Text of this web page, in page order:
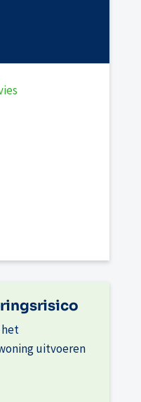
het
uitvoeren